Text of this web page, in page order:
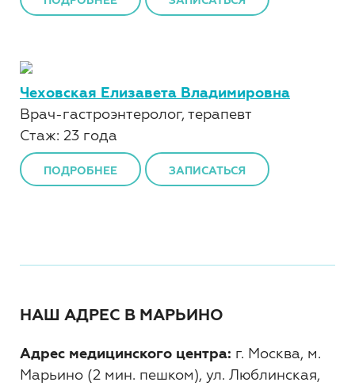
Чеховская Елизавета Владимировна
Врач-гастроэнтеролог, терапевт
Стаж: 23 года
ПОДРОБНЕЕ ЗАПИСАТЬСЯ
НАШ АДРЕС В МАРЬИНО
Адрес медицинского центра: г. Москва, м.
Марьино (2 мин. пешком), ул. Люблинская,